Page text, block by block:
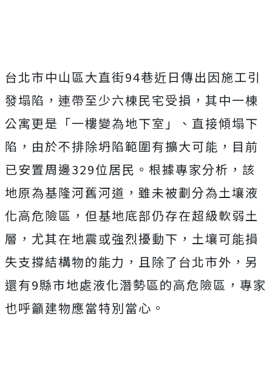
台北市中山區大直街94巷近日傳出因施工引
發塌陷，連帶至少六棟民宅受損，其中一棟
公寓更是「一樓變為地下室」、直接傾塌下
陷，由於不排除坍陷範圍有擴大可能，目前
已安置周邊329位居民。根據專家分析，該
地原為基隆河舊河道，雖未被劃分為土壤液
化高危險區，但基地底部仍存在超級軟弱土
層，尤其在地震或強烈擾動下，土壤可能損
失支撐結構物的能力，且除了台北市外，另
還有9縣市地處液化潛勢區的高危險區，專家
也呼籲建物應當特別當心。